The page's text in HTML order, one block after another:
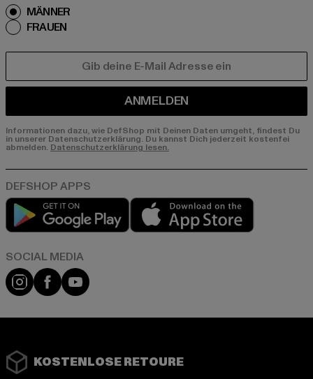
MÄNNER
FRAUEN
ANMELDEN
Informationen dazu, wie DefShop mit Deinen Daten umgeht, findest Du
in unserer Datenschutzerklärung. Du kannst Dich jederzeit kostenfei
abmelden. Datenschutzerklärung lesen.
Play market
Instagram
FacebookYouTube
KOSTENLOSE RETOURE